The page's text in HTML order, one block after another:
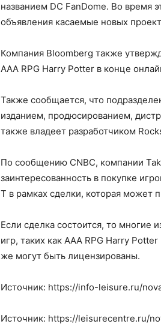
названием DC FanDome. Во время
объявления касаемые новых
Компания Bloomberg также
AAA RPG Harry Potter в конце
Также сообщается, что
изданием, продюсированием,
также владеет разработчиком
По сообщению CNBC, компании
заинтересованность в покупке
T в рамках сделки, которая может
Если сделка состоится, то многие
игр, таких как AAA RPG Harry
же могут быть лицензированы.
Источник: https://info-leisure.ru/
Источник: https://leisurecentre.ru/